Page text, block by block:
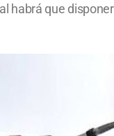
habrá que